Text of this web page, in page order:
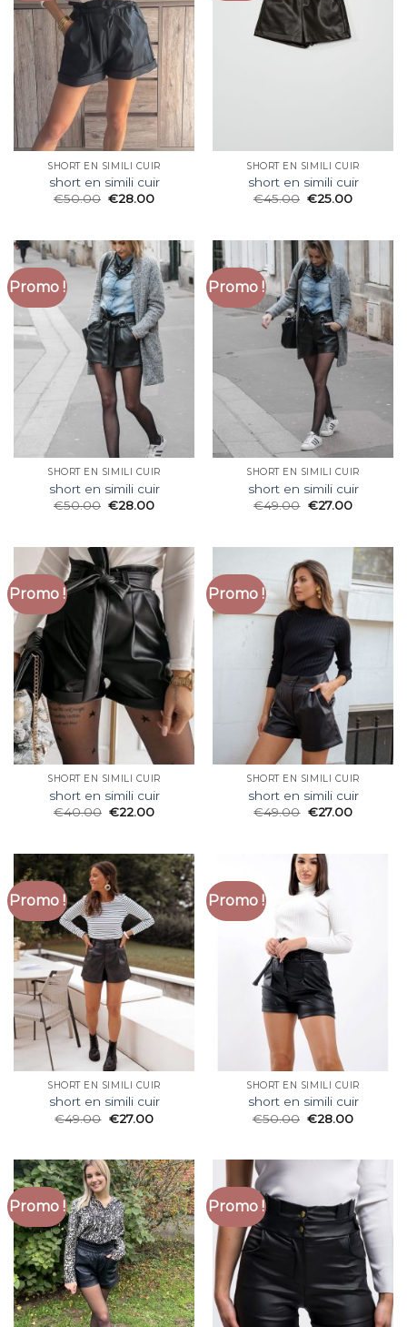
SHORT EN SIMILI CUIR
short en simili cuir
€50.00 €28.00
SHORT EN SIMILI CUIR
short en simili cuir
€45.00 €25.00
Promo !
SHORT EN SIMILI CUIR
short en simili cuir
€50.00 €28.00
Promo !
SHORT EN SIMILI CUIR
short en simili cuir
€49.00 €27.00
Promo !
SHORT EN SIMILI CUIR
short en simili cuir
€40.00 €22.00
Promo !
SHORT EN SIMILI CUIR
short en simili cuir
€49.00 €27.00
Promo !
SHORT EN SIMILI CUIR
short en simili cuir
€49.00 €27.00
Promo !
SHORT EN SIMILI CUIR
short en simili cuir
€50.00 €28.00
Promo ! Promo !